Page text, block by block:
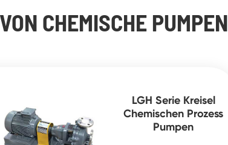
CHEMISCHE PUMPEN
LGH Serie Kreisel
Chemischen Prozess
Pumpen